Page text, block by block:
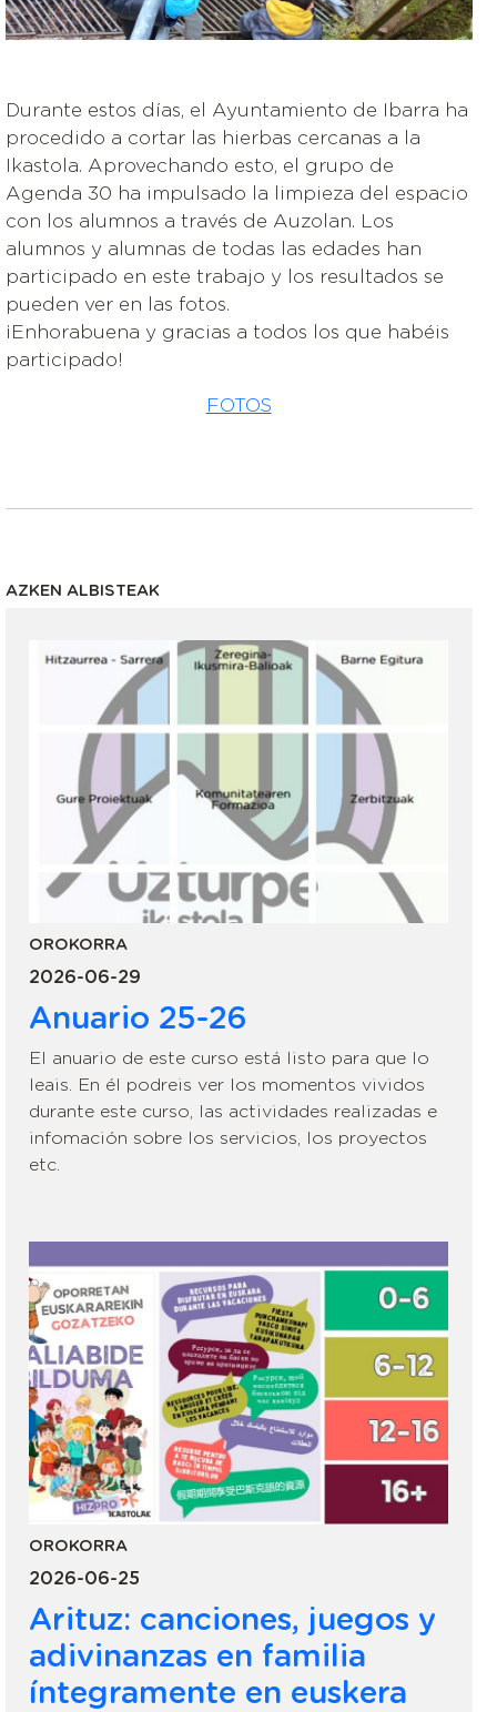
Durante estos días, el Ayuntamiento de Ibarra ha
procedido a cortar las hierbas cercanas a la
Ikastola. Aprovechando esto, el grupo de
Agenda 30 ha impulsado la limpieza del espacio
con los alumnos a través de Auzolan. Los
alumnos y alumnas de todas las edades han
participado en este trabajo y los resultados se
pueden ver en las fotos.
¡Enhorabuena y gracias a todos los que habéis
participado!
FOTOS
AZKEN ALBISTEAK
OROKORRA
2026-06-29
Anuario 25-26
El anuario de este curso está listo para que lo
leais. En él podreis ver los momentos vividos
durante este curso, las actividades realizadas e
infomación sobre los servicios, los proyectos
etc.
OROKORRA
2026-06-25
Arituz: canciones, juegos y
adivinanzas en familia
íntegramente en euskera